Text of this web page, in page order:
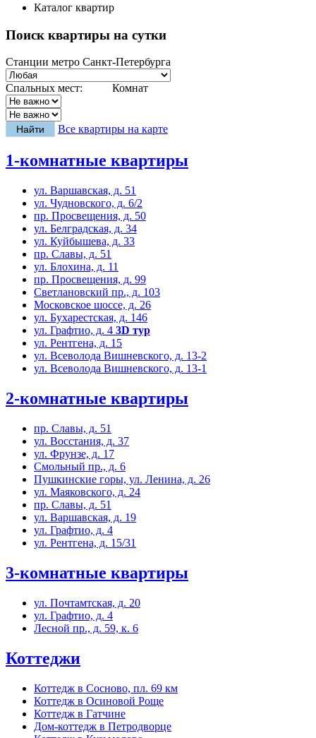
Каталог квартир
Поиск квартиры на сутки
Станции метро Санкт-Петербурга
Спальных мест: Комнат
Все квартиры на карте
1-комнатные квартиры
ул. Варшавская, д. 51
ул. Чудновского, д. 6/2
пр. Просвещения, д. 50
ул. Белградская, д. 34
ул. Куйбышева, д. 33
пр. Славы, д. 51
ул. Блохина, д. 11
пр. Просвещения, д. 99
Светлановский пр., д. 103
Московское шоссе, д. 26
ул. Бухарестская, д. 146
ул. Графтио, д. 4 3D тур
ул. Рентгена, д. 15
ул. Всеволода Вишневского, д. 13-2
ул. Всеволода Вишневского, д. 13-1
2-комнатные квартиры
пр. Славы, д. 51
ул. Восстания, д. 37
ул. Фрунзе, д. 17
Смольный пр., д. 6
Пушкинские горы, ул. Ленина, д. 26
ул. Маяковского, д. 24
пр. Славы, д. 51
ул. Варшавская, д. 19
ул. Графтио, д. 4
ул. Рентгена, д. 15/31
3-комнатные квартиры
ул. Почтамтская, д. 20
ул. Графтио, д. 4
Лесной пр., д. 59, к. 6
Коттеджи
Коттедж в Сосново, пл. 69 км
Коттедж в Осиновой Роще
Коттедж в Гатчине
Дом-коттедж в Петродворце